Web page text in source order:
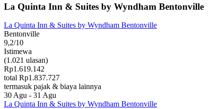
La Quinta Inn & Suites by Wyndham Bentonville
La Quinta Inn & Suites by Wyndham Bentonville
Bentonville
9,2/10
Istimewa
(1.021 ulasan)
Rp1.619.142
total Rp1.837.727
termasuk pajak & biaya lainnya
30 Agu - 31 Agu
La Quinta Inn & Suites by Wyndham Bentonville